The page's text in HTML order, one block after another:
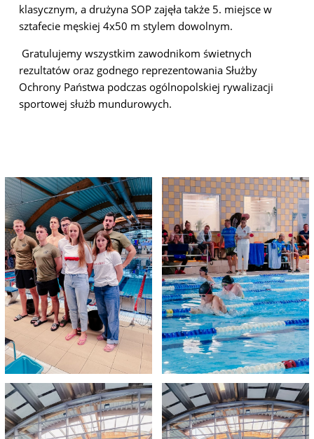
klasycznym, a drużyna SOP zajęła także 5. miejsce w
sztafecie męskiej 4x50 m stylem dowolnym.
Gratulujemy wszystkim zawodnikom świetnych
rezultatów oraz godnego reprezentowania Służby
Ochrony Państwa podczas ogólnopolskiej rywalizacji
sportowej służb mundurowych.